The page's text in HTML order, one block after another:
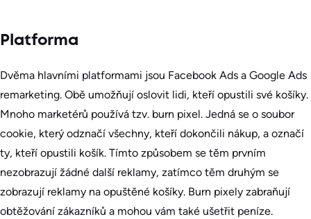
Platforma
Dvěma hlavními platformami jsou Facebook Ads a Google Ads
remarketing. Obě umožňují oslovit lidi, kteří opustili své košíky.
Mnoho marketérů používá tzv. burn pixel. Jedná se o soubor
cookie, který odznačí všechny, kteří dokončili nákup, a označí
ty, kteří opustili košík. Tímto způsobem se těm prvním
nezobrazují žádné další reklamy, zatímco těm druhým se
zobrazují reklamy na opuštěné košíky. Burn pixely zabraňují
obtěžování zákazníků a mohou vám také ušetřit peníze.